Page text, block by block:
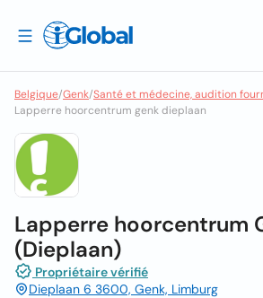
Belgique/Genk/Santé et médecine, audition
Lapperre hoorcentrum genk dieplaan
Lapperre hoorcentrum
(Dieplaan)
Propriétaire vérifié
Dieplaan 6 3600, Genk, Limburg